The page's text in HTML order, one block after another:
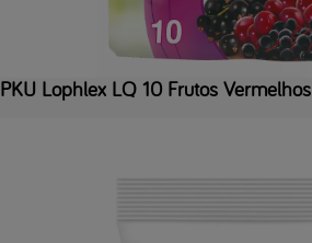
PKU Lophlex LQ 10 Frutos Vermelhos